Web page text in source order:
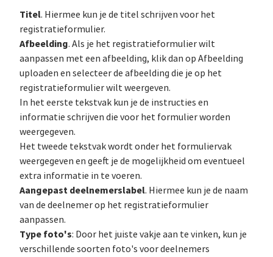
Titel. Hiermee kun je de titel schrijven voor het
registratieformulier.
Afbeelding. Als je het registratieformulier wilt
aanpassen met een afbeelding, klik dan op Afbeelding
uploaden en selecteer de afbeelding die je op het
registratieformulier wilt weergeven.
In het eerste tekstvak kun je de instructies en
informatie schrijven die voor het formulier worden
weergegeven.
Het tweede tekstvak wordt onder het formuliervak
weergegeven en geeft je de mogelijkheid om eventueel
extra informatie in te voeren.
Aangepast deelnemerslabel. Hiermee kun je de naam
van de deelnemer op het registratieformulier
aanpassen.
Type foto's: Door het juiste vakje aan te vinken, kun je
verschillende soorten foto's voor deelnemers